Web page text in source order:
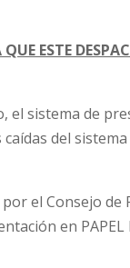
ESTE
el sistema de
del
el Consejo
en PAPEL